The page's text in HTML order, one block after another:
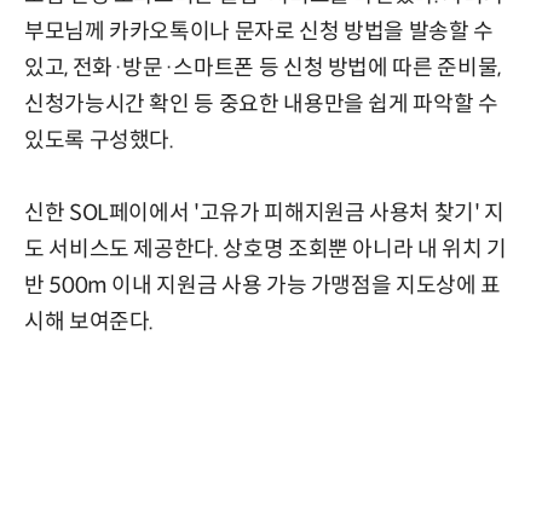
부모님께 카카오톡이나 문자로 신청 방법을 발송할 수
있고, 전화·방문·스마트폰 등 신청 방법에 따른 준비물,
신청가능시간 확인 등 중요한 내용만을 쉽게 파악할 수
있도록 구성했다.
신한 SOL페이에서 '고유가 피해지원금 사용처 찾기' 지
도 서비스도 제공한다. 상호명 조회뿐 아니라 내 위치 기
반 500m 이내 지원금 사용 가능 가맹점을 지도상에 표
시해 보여준다.